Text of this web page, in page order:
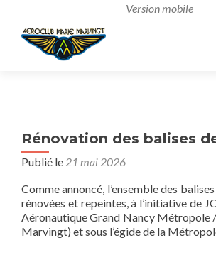
Rénovation des balises
Publié le 21 mai 2026
Comme annoncé, l’ensemble des
rénovées et repeintes, à l’initiative de
Aéronautique Grand Nancy Métropole
Marvingt) et sous l’égide de la